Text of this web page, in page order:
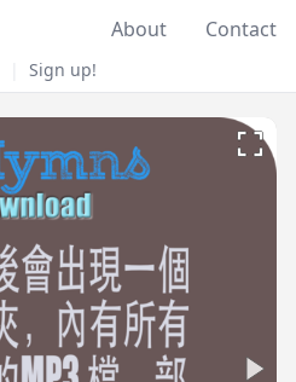
About Contact
Sign up!